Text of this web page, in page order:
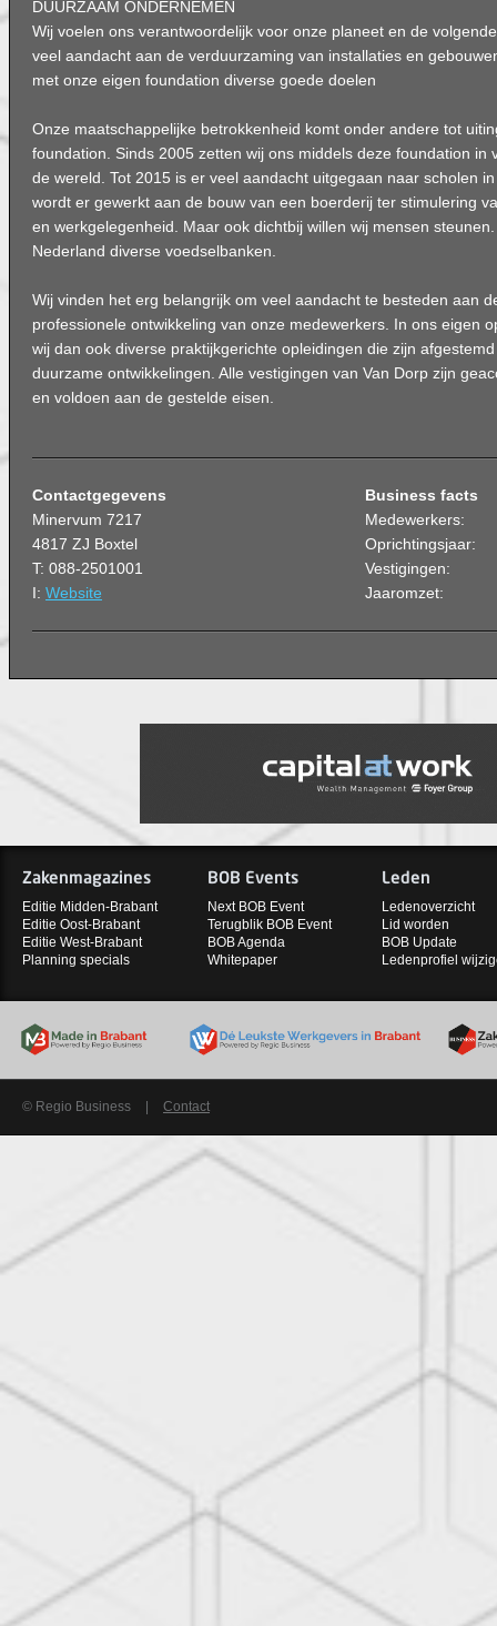
DUURZAAM ONDERNEMEN
Wij voelen ons verantwoordelijk voor onze planeet en de
veel aandacht aan de verduurzaming van installaties en
met onze eigen foundation diverse goede doelen
Onze maatschappelijke betrokkenheid komt onder andere tot
foundation. Sinds 2005 zetten wij ons middels deze foundation in
de wereld. Tot 2015 is er veel aandacht uitgegaan naar scholen
wordt er gewerkt aan de bouw van een boerderij ter stimulering
en werkgelegenheid. Maar ook dichtbij willen wij mensen
Nederland diverse voedselbanken.
Wij vinden het erg belangrijk om veel aandacht te besteden aan
professionele ontwikkeling van onze medewerkers. In ons eigen
wij dan ook diverse praktijkgerichte opleidingen die zijn
duurzame ontwikkelingen. Alle vestigingen van Van Dorp zijn
en voldoen aan de gestelde eisen.
Contactgegevens
Minervum 7217
4817 ZJ Boxtel
T: 088-2501001
I: Website
Business facts
Medewerkers:
Oprichtingsjaar:
Vestigingen:
Jaaromzet:
Zakenmagazines
Editie Midden-Brabant
Editie Oost-Brabant
Editie West-Brabant
Planning specials
BOB Events
Next BOB Event
Terugblik BOB Event
BOB Agenda
Whitepaper
Leden
Ledenoverzicht
Lid worden
BOB Update
Ledenprofiel
© Regio Business Contact